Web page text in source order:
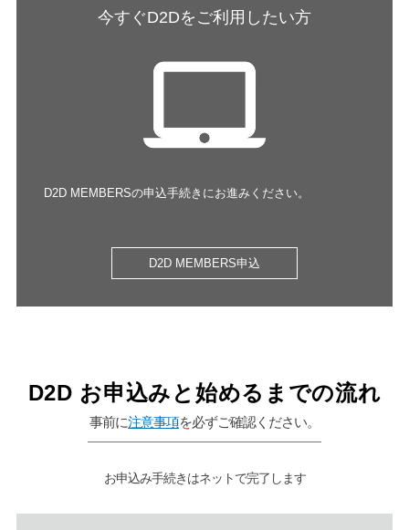
今すぐD2Dをご利用したい方
D2D MEMBERSの申込手続きにお進みください。 ​
D2D MEMBERS申込
D2D お申込みと始めるまでの流れ​
事前に注意事項を必ずご確認ください。
お申込み手続きはネットで完了します